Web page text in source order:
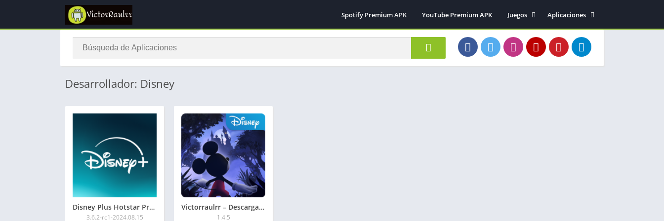
Spotify Premium APK YouTube Premium APK
Juegos
Acción
Arcade
Aplicaciones
Entretenimiento
Herramientas
Desarrollador: Disney
Disney Plus Hotstar Premium APK 2026
3.6.2-rc1-2024.08.15
Victorraulrr – Descargar Castle of Illusion APK 2026
1.4.5